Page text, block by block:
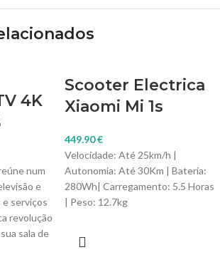
4K
num
e
serviços
revolução
sala de
Scooter Electrica
Xiaomi Mi 1s
449.90€
Velocidade: Até 25km/h |
Autonomia: Até 30Km | Bateria:
280Wh| Carregamento: 5.5 Horas
| Peso: 12.7kg